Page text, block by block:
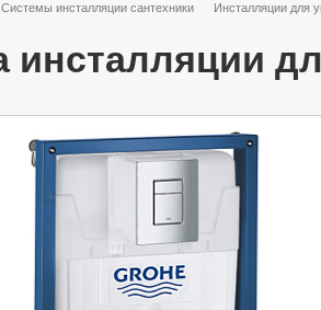
Системы инсталляции сантехники Инсталляции для
инсталляции